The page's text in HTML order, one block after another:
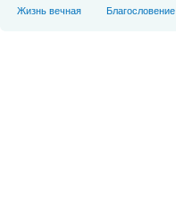
Жизнь вечная
Благословение